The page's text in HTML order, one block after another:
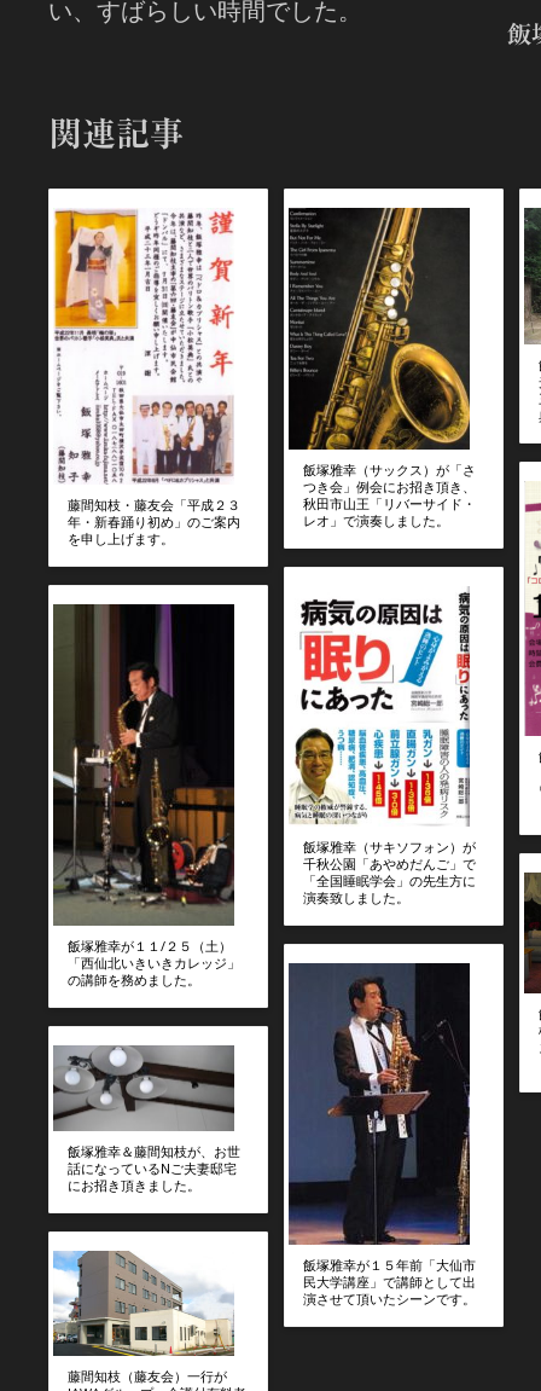
い、すばらしい時間でした。
飯
関連記事
藤間知枝・藤友会「平成２３
年・新春踊り初め」のご案内
を申し上げます。
飯塚雅幸が１１/２５（土）
「西仙北いきいきカレッジ」
の講師を務めました。
飯塚雅幸＆藤間知枝が、お世
話になっているNご夫妻邸宅
にお招き頂きました。
藤間知枝（藤友会）一行が
飯塚雅幸（サックス）が「さ
つき会」例会にお招き頂き、
秋田市山王「リバーサイド・
レオ」で演奏しました。
飯塚雅幸（サキソフォン）が
千秋公園「あやめだんご」で
「全国睡眠学会」の先生方に
演奏致しました。
飯塚雅幸が１５年前「大仙市
民大学講座」で講師として出
演させて頂いたシーンです。